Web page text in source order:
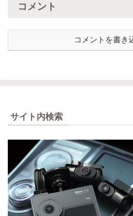
コメント
コメントを書き
サイト内検索